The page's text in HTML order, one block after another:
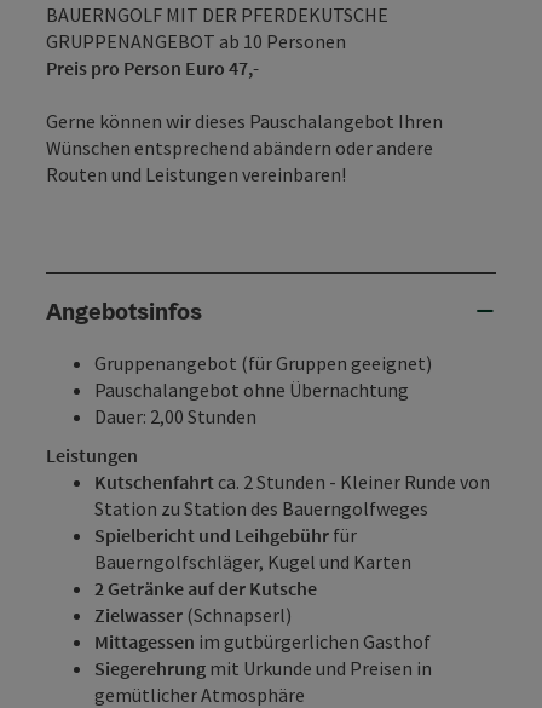
BAUERNGOLF MIT DER PFERDEKUTSCHE
GRUPPENANGEBOT ab 10 Personen
Preis pro Person Euro 47,-
Gerne können wir dieses Pauschalangebot Ihren
Wünschen entsprechend abändern oder andere
Routen und Leistungen vereinbaren!
Angebotsinfos
Gruppenangebot (für Gruppen geeignet)
Pauschalangebot ohne Übernachtung
Dauer: 2,00 Stunden
Leistungen
Kutschenfahrt ca. 2 Stunden - Kleiner Runde von
Station zu Station des Bauerngolfweges
Spielbericht und Leihgebühr für
Bauerngolfschläger, Kugel und Karten
2 Getränke auf der Kutsche
Zielwasser (Schnapserl)
Mittagessen im gutbürgerlichen Gasthof
Siegerehrung mit Urkunde und Preisen in
gemütlicher Atmosphäre